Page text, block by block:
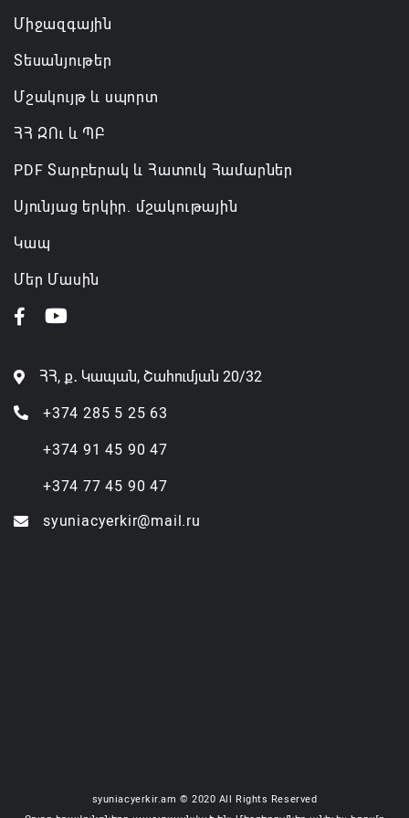
Միջազգային
Տեսանյութեր
Մշակույթ և սպորտ
ՀՀ ԶՈւ և ՊԲ
PDF Տարբերակ և Հատուկ Համարներ
Սյունյաց երկիր. մշակութային
Կապ
Մեր Մասին
ՀՀ, ք․ Կապան, Շահումյան 20/32
+374 285 5 25 63
+374 91 45 90 47
+374 77 45 90 47
syuniacyerkir@mail.ru
syuniacyerkir.am © 2020 All Rights Reserved